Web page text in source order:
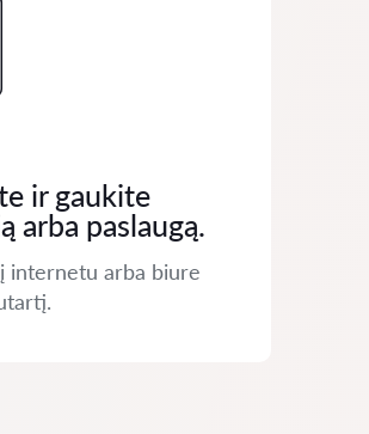
ir gaukite
arba paslaugą.
internetu arba biure